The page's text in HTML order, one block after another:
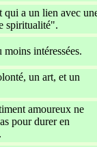
qui a un lien avec
spiritualité".
moins intéressées.
un art, et un
amoureux ne
pour durer en